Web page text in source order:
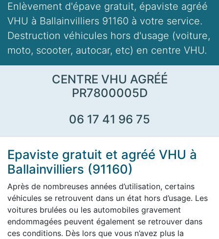
Enlèvement d'épave gratuit, épaviste agréé
VHU à Ballainvilliers 91160 à votre service.
Destruction véhicules hors d'usage (voiture,
moto, scooter, autocar, etc) en centre VHU.
CENTRE VHU AGRÉÉ
PR7800005D
06 17 41 96 75
Epaviste gratuit et agréé VHU à
Ballainvilliers (91160)
Après de nombreuses années d’utilisation, certains
véhicules se retrouvent dans un état hors d’usage. Les
voitures brulées ou les automobiles gravement
endommagées peuvent également se retrouver dans
ces conditions. Dès lors que vous n’avez plus la